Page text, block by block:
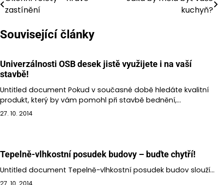
příspěvek
zastínění
kuchyň?
Související články
Univerzálnosti OSB desek jistě využijete i na vaší
stavbě!
Untitled document Pokud v současné době hledáte kvalitní
produkt, který by vám pomohl při stavbě bednění,…
27. 10. 2014
Tepelně-vlhkostní posudek budovy – buďte chytří!
Untitled document Tepelně-vlhkostní posudek budov slouží…
27. 10. 2014